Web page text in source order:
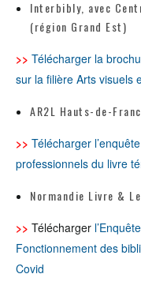
Interbibly, avec
(région Grand Est)
>> Télécharger la
sur la filière Arts visuels
AR2L Hauts-de-
>> Télécharger
professionnels du livre
Normandie Livre &
>> Télécharger
Fonctionnement des
Covid